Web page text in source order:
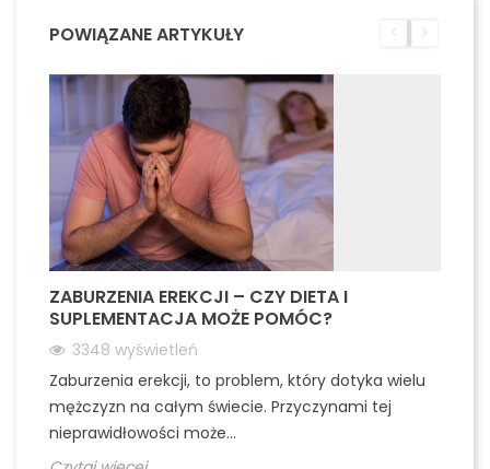
POWIĄZANE ARTYKUŁY
ZABURZENIA EREKCJI – CZY DIETA I
SUPLEMENTACJA MOŻE POMÓC?
3348 wyświetleń
Zaburzenia erekcji, to problem, który dotyka wielu
mężczyzn na całym świecie. Przyczynami tej
nieprawidłowości może...